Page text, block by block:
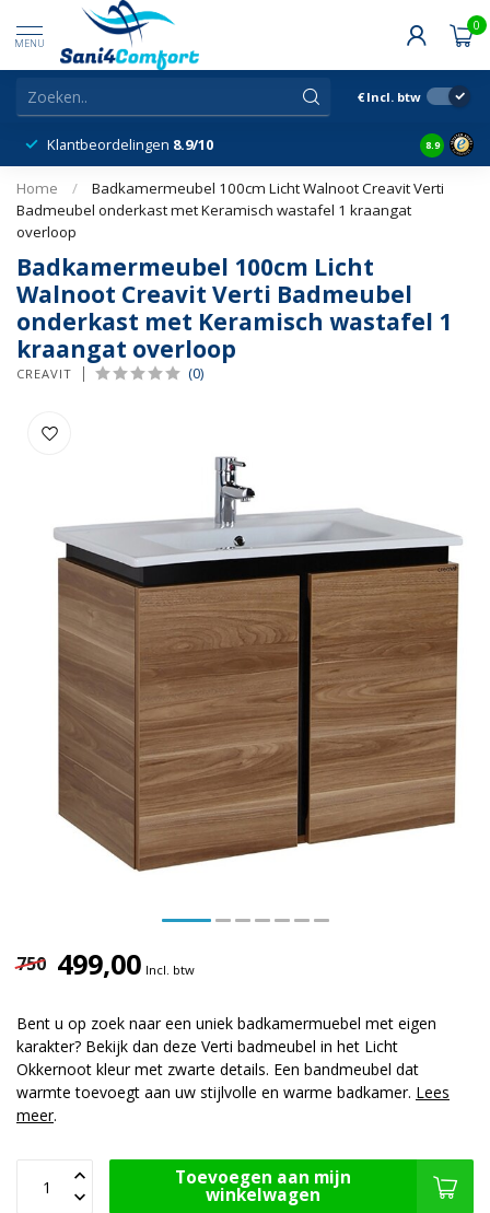
MENU
0
€ Incl. btw
Klantbeordelingen 8.9/10 8.9
Home /
Badkamermeubel 100cm Licht Walnoot Creavit Verti
Badmeubel onderkast met Keramisch wastafel 1 kraangat
overloop
Badkamermeubel 100cm Licht
Walnoot Creavit Verti Badmeubel
onderkast met Keramisch wastafel 1
kraangat overloop
CREAVIT (0)
750 499,00 Incl. btw
Bent u op zoek naar een uniek badkamermuebel met eigen
karakter? Bekijk dan deze Verti badmeubel in het Licht
Okkernoot kleur met zwarte details. Een bandmeubel dat
warmte toevoegt aan uw stijlvolle en warme badkamer. Lees
meer.
Toevoegen aan mijn
winkelwagen